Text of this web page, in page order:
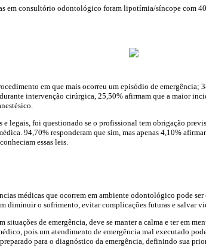
em consultório odontológico foram lipotímia/síncope com
em que mais ocorreu um episódio de emergência;
intervenção cirúrgica, 25,50% afirmam que a maior
e legais, foi questionado se o profissional tem obrigação
94,70% responderam que sim, mas apenas 4,10%
essas leis.
médicas que ocorrem em ambiente odontológico pode
diminuir o sofrimento, evitar complicações futuras e salvar
situações de emergência, deve se manter a calma e ter em
pois um atendimento de emergência mal executado
para o diagnóstico da emergência, definindo sua